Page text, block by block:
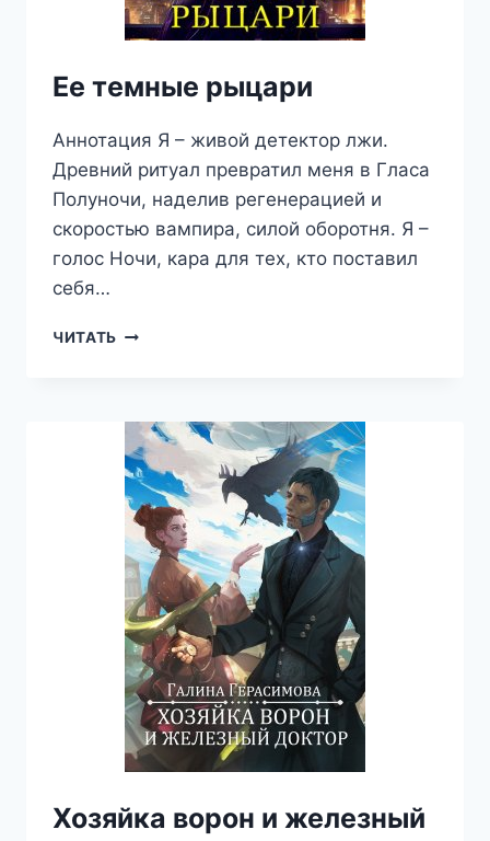
Ее темные рыцари
Аннотация Я – живой детектор лжи.
Древний ритуал превратил меня в Гласа
Полуночи, наделив регенерацией и
скоростью вампира, силой оборотня. Я –
голос Ночи, кара для тех, кто поставил
себя…
ЧИТАТЬ ЕЕ
Хозяйка ворон и железный